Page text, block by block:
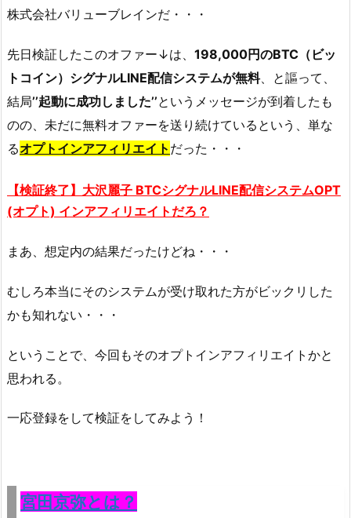
株式会社バリューブレインだ・・・
先日検証したこのオファー↓は、 198,000円のBTC（ビッ
トコイン）シグナルLINE配信システムが無料、と謳って、
結局’’起動に成功しました’’というメッセージが到着したも
のの、未だに無料オファーを送り続けているという、単な
るオプトインアフィリエイト だった・・・
【検証終了】大沢麗子 BTCシグナルLINE配信システムOPT
(オプト) インアフィリエイトだろ？
まあ、想定内の結果だったけどね・・・
むしろ本当にそのシステムが受け取れた方がビックリした
かも知れない・・・
ということで、今回もそのオプトインアフィリエイトかと
思われる。
一応登録をして検証をしてみよう！
宮田京弥とは？